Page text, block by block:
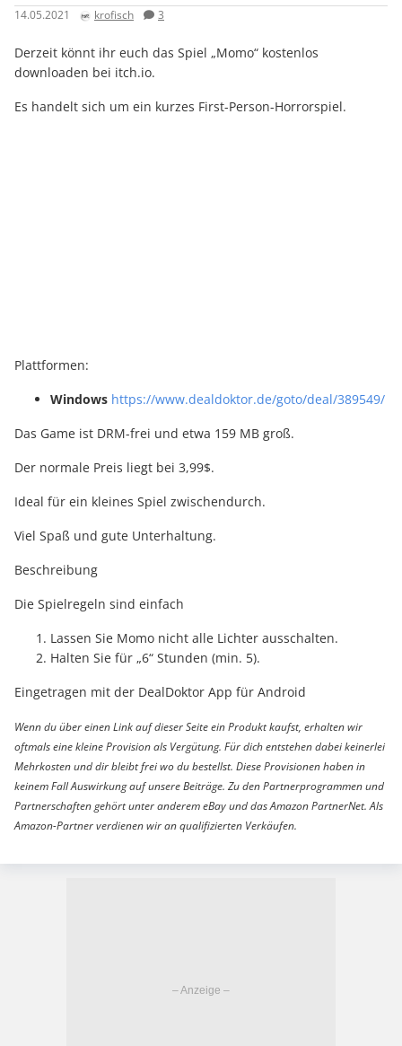
14.05.2021 krofisch 3
Derzeit könnt ihr euch das Spiel „Momo“ kostenlos
downloaden bei itch.io.
Es handelt sich um ein kurzes First-Person-Horrorspiel.
Plattformen:
Windows https://www.dealdoktor.de/goto/deal/389549/
Das Game ist DRM-frei und etwa 159 MB groß.
Der normale Preis liegt bei 3,99$.
Ideal für ein kleines Spiel zwischendurch.
Viel Spaß und gute Unterhaltung.
Beschreibung
Die Spielregeln sind einfach
Lassen Sie Momo nicht alle Lichter ausschalten.
Halten Sie für „6“ Stunden (min. 5).
Eingetragen mit der DealDoktor App für Android
Wenn du über einen Link auf dieser Seite ein Produkt kaufst, erhalten wir
oftmals eine kleine Provision als Vergütung. Für dich entstehen dabei keinerlei
Mehrkosten und dir bleibt frei wo du bestellst. Diese Provisionen haben in
keinem Fall Auswirkung auf unsere Beiträge. Zu den Partnerprogrammen und
Partnerschaften gehört unter anderem eBay und das Amazon PartnerNet. Als
Amazon-Partner verdienen wir an qualifizierten Verkäufen.